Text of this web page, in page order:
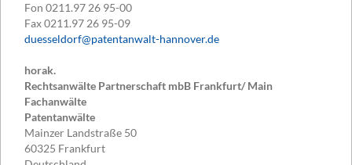
Fon 0211.97 26 95-00
Fax0211.97 26 95-09
duesseldorf@patentanwalt-hannover.de
horak.
Rechtsanwälte Partnerschaft mbB Frankfurt/ Main
Fachanwälte
Patentanwälte
Mainzer Landstraße 50
60325 Frankfurt